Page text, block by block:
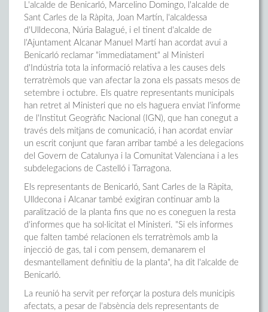
L'alcalde de Benicarló, Marcelino Domingo, l'alcalde de
Sant Carles de la Ràpita, Joan Martín, l'alcaldessa
d'Ulldecona, Núria Balagué, i el tinent d'alcalde de
l'Ajuntament Alcanar Manuel Martí han acordat avui a
Benicarló reclamar "immediatament" al Ministeri
d'Indústria tota la informació relativa a les causes dels
terratrèmols que van afectar la zona els passats mesos de
setembre i octubre. Els quatre representants municipals
han retret al Ministeri que no els haguera enviat l'informe
de l'Institut Geogràfic Nacional (IGN), que han conegut a
través dels mitjans de comunicació, i han acordat enviar
un escrit conjunt que faran arribar també a les delegacions
del Govern de Catalunya i la Comunitat Valenciana i a les
subdelegacions de Castelló i Tarragona.
Els representants de Benicarló, Sant Carles de la Ràpita,
Ulldecona i Alcanar també exigiran continuar amb la
paralització de la planta fins que no es coneguen la resta
d'informes que ha sol·licitat el Ministeri. "Si els informes
que falten també relacionen els terratrèmols amb la
injecció de gas, tal i com pensem, demanarem el
desmantellament definitiu de la planta", ha dit l'alcalde de
Benicarló.
La reunió ha servit per reforçar la postura dels municipis
afectats, a pesar de l'absència dels representants de